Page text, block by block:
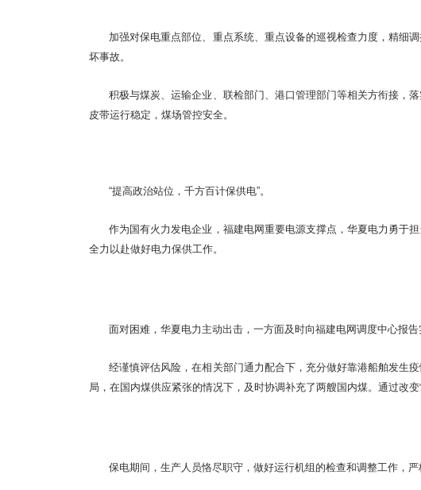
加强对保电重点部位、重点系统、重点设备的巡视检查力度，精细
坏事故。
积极与煤炭、运输企业、联检部门、港口管理部门等相关方衔接，
皮带运行稳定，煤场管控安全。
“提高政治站位，千方百计保供电”。
作为国有火力发电企业，福建电网重要电源支撑点，华夏电力勇于
全力以赴做好电力保供工作。
面对困难，华夏电力主动出击，一方面及时向福建电网调度中心报
经谨慎评估风险，在相关部门通力配合下，充分做好靠港船舶发生
局，在国内煤供应紧张的情况下，及时协调补充了两艘国内煤。通过改变
保电期间，生产人员恪尽职守，做好运行机组的检查和调整工作，